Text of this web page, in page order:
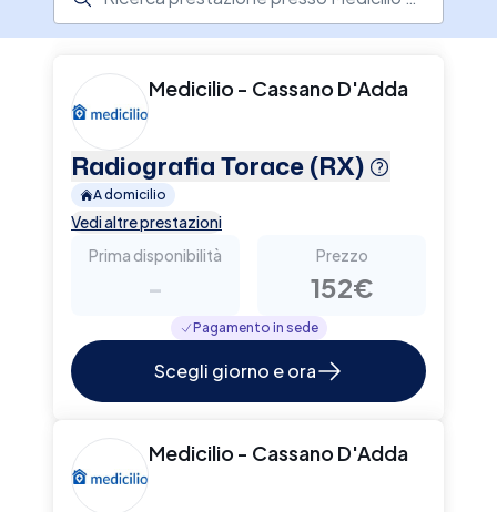
prenotare online su Elty. Il servizio è
motorie o anziani, che preferiscono evitare
spostamenti.
Medicilio - Cassano D'Adda
Radiografia Torace (RX)
A domicilio
Vedi altre prestazioni
Prima disponibilità
-
Prezzo
152€
Pagamento in sede
Scegli giorno e ora
Medicilio - Cassano D'Adda